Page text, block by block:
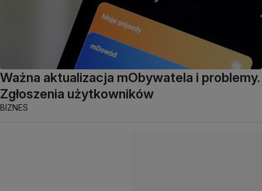
Ważna aktualizacja mObywatela i problemy.
Zgłoszenia użytkowników
BIZNES